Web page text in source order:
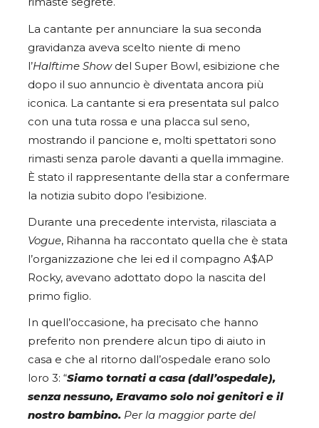
La cantante per annunciare la sua seconda
gravidanza aveva scelto niente di meno
l’Halftime Show del Super Bowl, esibizione che
dopo il suo annuncio è diventata ancora più
iconica. La cantante si era presentata sul palco
con una tuta rossa e una placca sul seno,
mostrando il pancione e, molti spettatori sono
rimasti senza parole davanti a quella immagine.
È stato il rappresentante della star a confermare
la notizia subito dopo l’esibizione.
Durante una precedente intervista, rilasciata a
Vogue, Rihanna ha raccontato quella che è stata
l’organizzazione che lei ed il compagno A$AP
Rocky, avevano adottato dopo la nascita del
primo figlio.
In quell’occasione, ha precisato che hanno
preferito non prendere alcun tipo di aiuto in
casa e che al ritorno dall’ospedale erano solo
loro 3: “Siamo tornati a casa (dall’ospedale),
senza nessuno, Eravamo solo noi genitori e il
nostro bambino. Per la maggior parte del